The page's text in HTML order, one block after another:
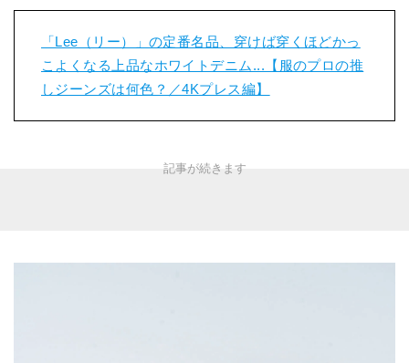
「Lee（リー）」の定番名品、穿けば穿くほどかっ
こよくなる上品なホワイトデニム...【服のプロの推
しジーンズは何色？／4Kプレス編】